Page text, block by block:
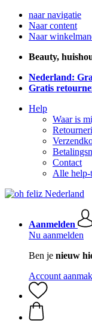
naar navigatie
Naar content
Naar
Beauty,
Nederland:
Gratis
Help
Waar is
Contact
Alle help-
Aanmelden
Nu aanmelden
Ben je nieuw
Account